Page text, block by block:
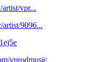
artist/vpr...
artist/9096...
vprodmusic